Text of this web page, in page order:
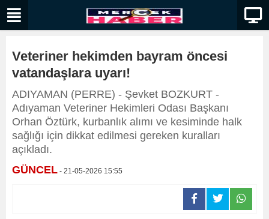
Veteriner hekimden bayram öncesi
vatandaşlara uyarı!
ADIYAMAN (PERRE) - Şevket BOZKURT -
Adıyaman Veteriner Hekimleri Odası Başkanı
Orhan Öztürk, kurbanlık alımı ve kesiminde halk
sağlığı için dikkat edilmesi gereken kuralları
açıkladı.
GÜNCEL - 21-05-2026 15:55